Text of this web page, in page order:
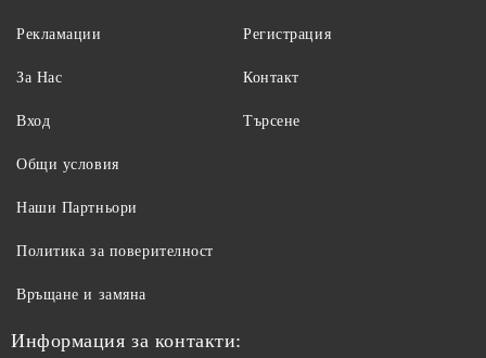
Рекламации
За Нас
Вход
Регистрация
Контакт
Търсене
Общи условия
Наши Партньори
Политика за поверителност
Връщане и замяна
Информация за контакти: